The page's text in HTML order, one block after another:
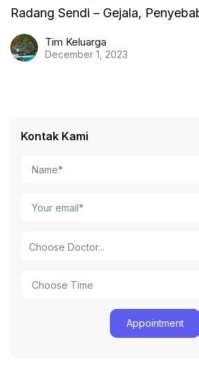
Radang Sendi – Gejala,
Tim Keluarga
December 1, 2023
Kontak Kami